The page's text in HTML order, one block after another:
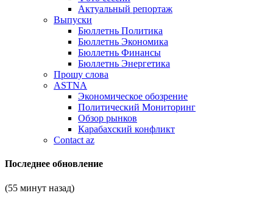
Актуальный репортаж
Выпуски
Бюллетнь Политика
Бюллетнь Экономика
Бюллетнь Финансы
Бюллетнь Энергетика
Прошу слова
ASTNA
Экономическое обозрение
Политический Мониторинг
Обзор рынков
Карабахский конфликт
Contact az
Последнее обновление
(55 минут назад)